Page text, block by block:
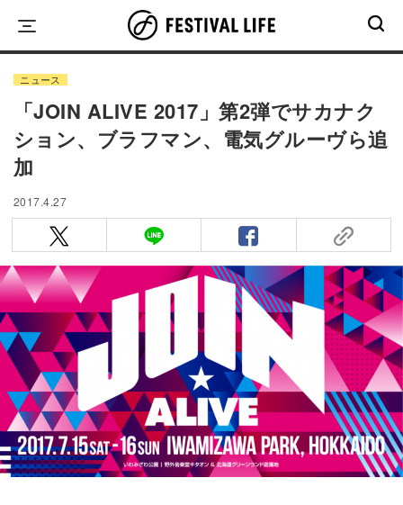
content
ニュース
「JOIN ALIVE 2017」第2弾でサカナク
ション、ブラフマン、電気グルーヴら追
加
2017.4.27